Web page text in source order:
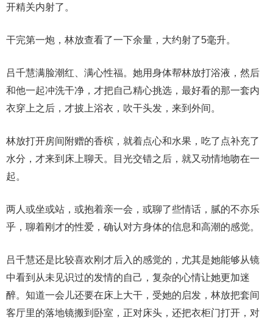
开精关内射了。
干完第一炮，林放查看了一下余量，大约射了5毫升。
吕千慧满脸潮红、满心性福。她用身体帮林放打浴液，然后
和他一起冲洗干净，才把自己精心挑选，最好看的那一套内
衣穿上之后，才披上浴衣，吹干头发，来到外间。
林放打开房间附赠的香槟，就着点心和水果，吃了点补充了
水分，才来到床上聊天。目光交错之后，就又动情地吻在一
起。
两人或坐或站，或抱着亲一会，或聊了些情话，腻的不亦乐
乎，聊着刚才的性爱，确认对方身体的信息和高潮的感觉。
吕千慧还是比较喜欢刚才后入的感觉的，尤其是她能够从镜
中看到从未见识过的发情的自己，复杂的心情让她更加迷
醉。知道一会儿还要在床上大干，受她的启发，林放把套间
客厅里的落地镜搬到卧室，正对床头，还把衣柜门打开，对